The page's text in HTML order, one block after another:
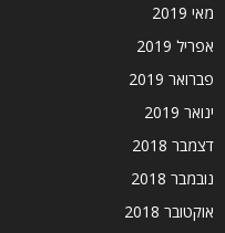
מאי 2019
אפריל 2019
פברואר 2019
ינואר 2019
דצמבר 2018
נובמבר 2018
אוקטובר 2018